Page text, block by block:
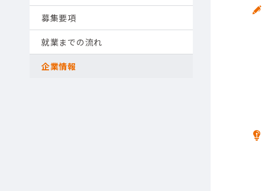
募集要項
就業までの流れ
企業情報